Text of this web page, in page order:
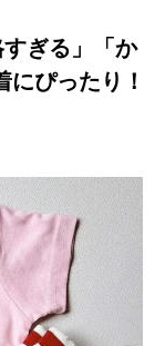
ぎる」「か
ぴったり！